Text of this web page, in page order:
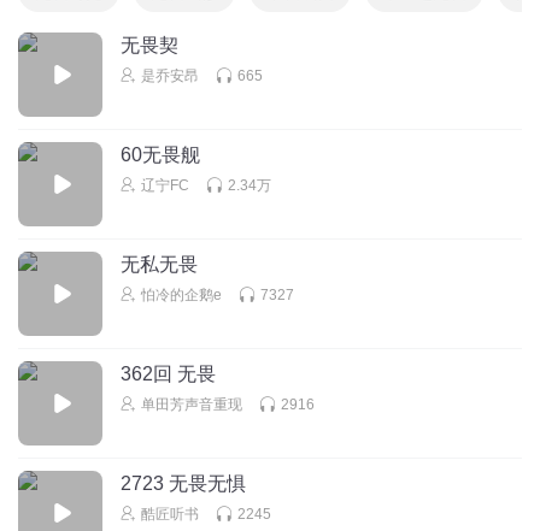
无畏契
是乔安昂 665
60无畏舰
辽宁FC 2.34万
无私无畏
怕冷的企鹅e 7327
362回 无畏
单田芳声音重现 2916
2723 无畏无惧
酷匠听书 2245